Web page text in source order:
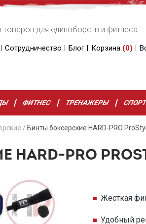
товаров для единоборств и фитнеса
Сотрудничество Блог Корзина (0)
ФИТНЕС ТРЕНАЖЕРЫ
/ Бинты боксерские HARD-PRO
PRO
Жесткая
Удобный